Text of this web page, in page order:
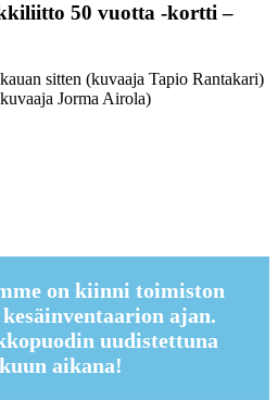
50 vuotta -kortti –
sitten (kuvaaja Tapio Rantakari)
Jorma Airola)
on kiinni toimiston
ajan.
uudistettuna
aikana!